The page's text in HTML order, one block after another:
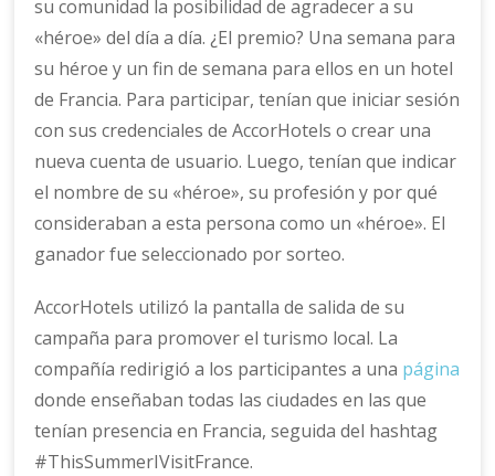
su comunidad la posibilidad de agradecer a su
«héroe» del día a día. ¿El premio? Una semana para
su héroe y un fin de semana para ellos en un hotel
de Francia. Para participar, tenían que iniciar sesión
con sus credenciales de AccorHotels o crear una
nueva cuenta de usuario. Luego, tenían que indicar
el nombre de su «héroe», su profesión y por qué
consideraban a esta persona como un «héroe». El
ganador fue seleccionado por sorteo.
AccorHotels utilizó la pantalla de salida de su
campaña para promover el turismo local. La
compañía redirigió a los participantes a una página
donde enseñaban todas las ciudades en las que
tenían presencia en Francia, seguida del hashtag
#ThisSummerIVisitFrance.